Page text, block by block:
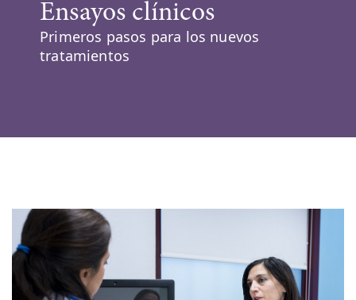
Ensayos clínicos
Primeros pasos para los nuevos
tratamientos